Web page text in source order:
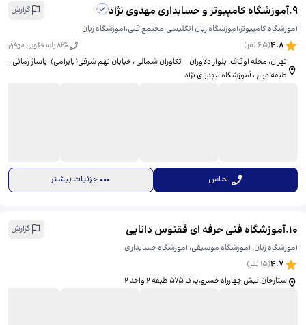
9
.آموزشگاه کامپیوتر و حسابداری مهدوی نژاد
گزارش
آموزشگاه کامپیوتر،آموزشگاه زبان انگلیسی،مجتمع فنی،آموزشگاه زبان
4.8
(
65 نفر) 82% پاسخگویی موفق
تهران، محله اوقاف، بلوار دلاوران - تکاوران شمالی ، خیابان نهم شرقی(بایرامی) ،پاساژ زمانی ،
طبقه دوم ، آموزشگاه مهدوی نژاد
تماس جزئیات بیشتر
10
.آموزشگاه فنی حرفه ای ققنوس دانایی
گزارش
آموزشگاه زبان، آموزشگاه موسیقی، آموزشگاه حسابداری
4.7
(
15 نفر)
ستارخان،نبش چهارراه خسرو،پلاک 575 طبقه 2 واحد 2